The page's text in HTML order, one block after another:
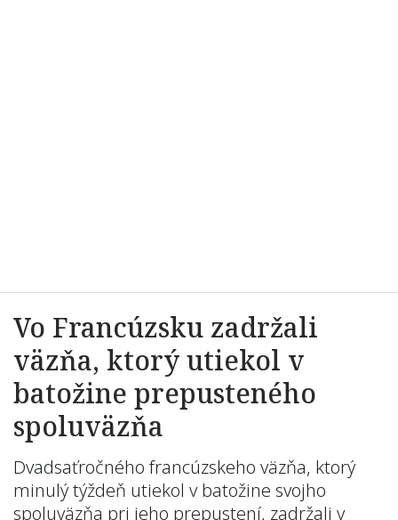
Vo Francúzsku zadržali
väzňa, ktorý utiekol v
batožine prepusteného
spoluväzňa
Dvadsaťročného francúzskeho väzňa, ktorý
minulý týždeň utiekol v batožine svojho
spoluväzňa pri jeho prepustení, zadržali v